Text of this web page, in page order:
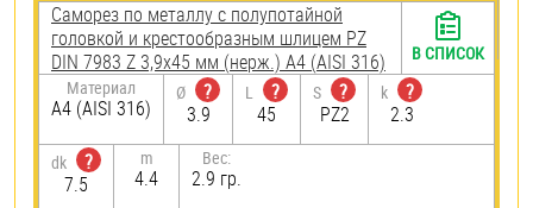
Саморез по металлу с полупотайной
головкой и крестообразным шлицем PZ
DIN 7983 Z 3,9х45 мм (нерж.) A4 (AISI 316)
Материал
A4 (AISI 316)
Ø
?
3.9
L
?
45
S
?
PZ2
k
?
2.3
dk
?
7.5
m
4.4
Вес:
2.9 гр.
В СПИСОК